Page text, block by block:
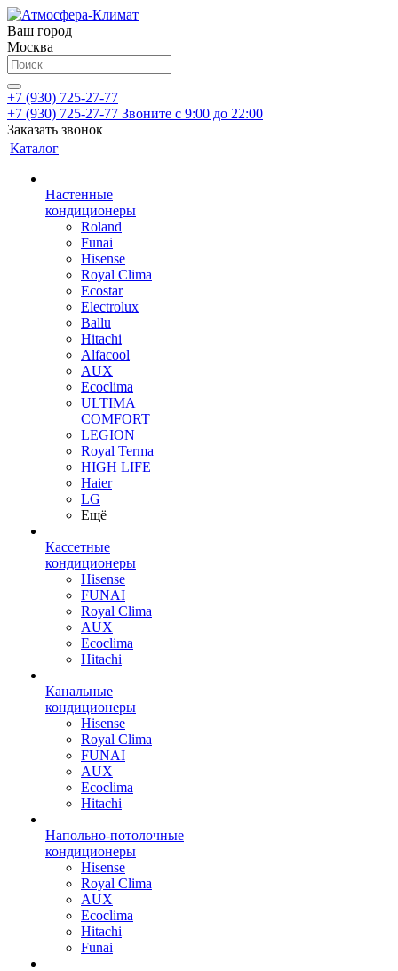
Ваш город
Москва
+7 (930) 725-27-77
+7 (930) 725-27-77 Звоните с 9:00 до 22:00
Заказать звонок
Каталог
Настенные
кондиционеры
Roland
Funai
Hisense
Royal Clima
Ecostar
Electrolux
Ballu
Hitachi
Alfacool
AUX
Ecoclima
ULTIMA
COMFORT
LEGION
Royal Terma
HIGH LIFE
Haier
LG
Ещё
Кассетные
кондиционеры
Hisense
FUNAI
Royal Clima
AUX
Ecoclima
Hitachi
Канальные
кондиционеры
Hisense
Royal Clima
FUNAI
AUX
Ecoclima
Hitachi
Напольно-потолочные
кондиционеры
Hisense
Royal Clima
AUX
Ecoclima
Hitachi
Funai